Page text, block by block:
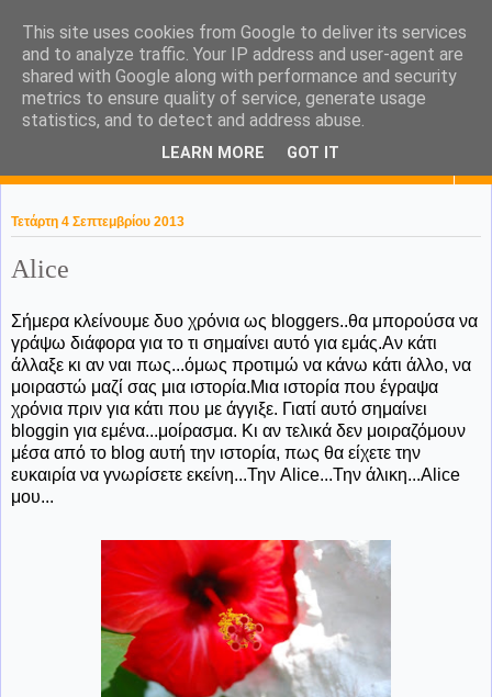
KaPa. Me without you...tea
without a biscuit!
Τετάρτη 4 Σεπτεμβρίου 2013
Alice
Σήμερα κλείνουμε δυο χρόνια ως bloggers..θα μπορούσα να
γράψω διάφορα για το τι σημαίνει αυτό για εμάς.Αν κάτι
άλλαξε κι αν ναι πως...όμως προτιμώ να κάνω κάτι άλλο, να
μοιραστώ μαζί σας μια ιστορία.Μια ιστορία που έγραψα
χρόνια πριν για κάτι που με άγγιξε. Γιατί αυτό σημαίνει
bloggin για εμένα...μοίρασμα. Κι αν τελικά δεν μοιραζόμουν
μέσα από το blog αυτή την ιστορία, πως θα είχετε την
ευκαιρία να γνωρίσετε εκείνη...Την Alice...Την άλικη...Alice
μου...
This site uses cookies from Google to deliver its services
and to analyze traffic. Your IP address and user-agent are
shared with Google along with performance and security
metrics to ensure quality of service, generate usage
statistics, and to detect and address abuse.
LEARN MORE GOT IT